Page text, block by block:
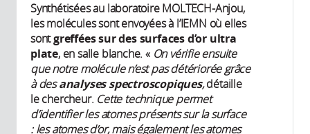
Synthétisées au laboratoire MOLTECH-Anjou,
les molécules sont envoyées à l’IEMN où elles
sontgreffées sur des surfaces d’or ultra
plate, en salle blanche. « On vérifie ensuite
que notre molécule n’est pas détériorée grâce
à desanalyses spectroscopiques,détaille
le chercheur. Cette technique permet
d’identifier les atomes présents sur la surface
: les atomes d’or, mais également les atomes